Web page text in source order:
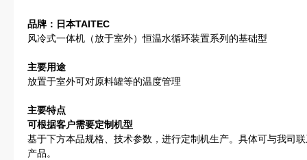
品牌：日本TAITEC
风冷式一体机（放于室外）恒温水循环装置系列的基础型
主要用途
放置于室外可对原料罐等的温度管理
主要特点
可根据客户需要定制机型
基于下方本品规格、技术参数，进行定制机生产。具体可与我司
产品。